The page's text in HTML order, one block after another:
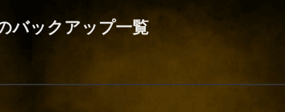
バックアップ一覧